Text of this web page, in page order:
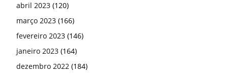
abril 2023 (120)
março 2023 (166)
fevereiro 2023 (146)
janeiro 2023 (164)
dezembro 2022 (184)